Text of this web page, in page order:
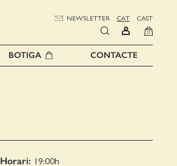
NEWSLETTER CAT CAST
0
BOTIGA CONTACTE
Horari: 19:00h